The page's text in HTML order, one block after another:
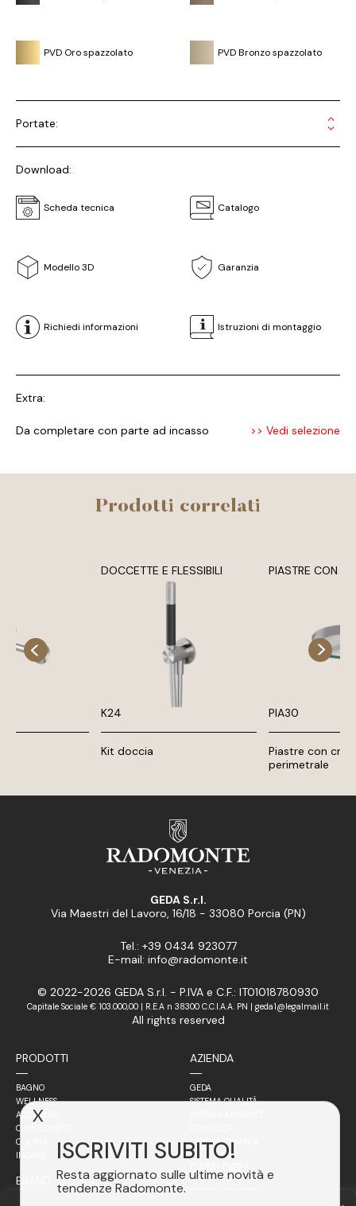
PVD Oro spazzolato PVD Bronzo spazzolato
Portate:
Download:
Scheda tecnica Catalogo
Modello 3D Garanzia
Richiedi informazioni Istruzioni di montaggio
Extra:
Da completare con parte ad incasso >> Vedi selezione
Prodotti correlati
DOCCETTE E FLESSIBILI
K24
Kit doccia
PIASTRE CON
PIA30
Piastre con
perimetrale
GEDA S.r.l.
Via Maestri del Lavoro, 16/18 - 33080 Porcia (PN)
Tel.: +39 0434 923077
E-mail: info@radomonte.it
© 2022-2026 GEDA S.r.l. - P.IVA e C.F.: IT01018780930
Capitale Sociale € 103.000,00 | R.E.A n 38300 C.C.I.A.A. PN | geda1@legalmail.it
All rights reserved
PRODOTTI
BAGNO
WELLNESS
ACCESSORI
COMPLEMENTI
CUCINA
INCASSI
BRAND
AZIENDA
GEDA
SISTEMA QUALITÀ
LAVORA CON NOI
X
ISCRIVITI SUBITO!
Resta aggiornato sulle ultime novità e
tendenze Radomonte.